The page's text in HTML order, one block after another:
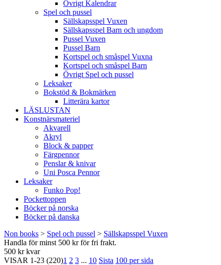
Övrigt Kalendrar
Spel och pussel
Sällskapsspel Vuxen
Sällskapsspel Barn och ungdom
Pussel Vuxen
Pussel Barn
Kortspel och småspel Vuxna
Kortspel och småspel Barn
Övrigt Spel och pussel
Leksaker
Bokstöd & Bokmärken
Litterära kartor
LÄSLUSTAN
Konstnärsmateriel
Akvarell
Akryl
Block & papper
Färgpennor
Penslar & knivar
Uni Posca Pennor
Leksaker
Funko Pop!
Pockettoppen
Böcker på norska
Böcker på danska
Non books > Spel och pussel > Sällskapsspel Vuxen
Handla för minst 500 kr för fri frakt.
500 kr kvar
VISAR 1-23 (220)1 2 3 ... 10 Sista 100 per sida